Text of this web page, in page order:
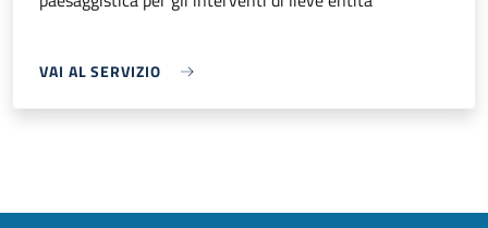
VAI AL SERVIZIO